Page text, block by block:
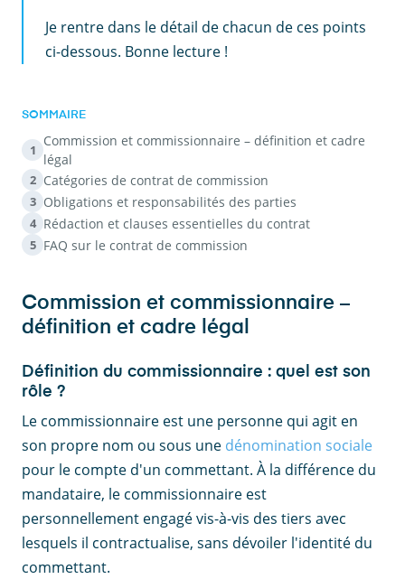
Je rentre dans le détail de chacun de ces points
ci-dessous. Bonne lecture !
SOMMAIRE
1
Commission et commissionnaire – définition et cadre
légal
2 Catégories de contrat de commission
3 Obligations et responsabilités des parties
4 Rédaction et clauses essentielles du contrat
5 FAQ sur le contrat de commission
Commission et commissionnaire –
définition et cadre légal
Définition du commissionnaire : quel est son
rôle ?
Le commissionnaire est une personne qui agit en
son propre nom ou sous une dénomination sociale
pour le compte d'un commettant. À la différence du
mandataire, le commissionnaire est
personnellement engagé vis-à-vis des tiers avec
lesquels il contractualise, sans dévoiler l'identité du
commettant.